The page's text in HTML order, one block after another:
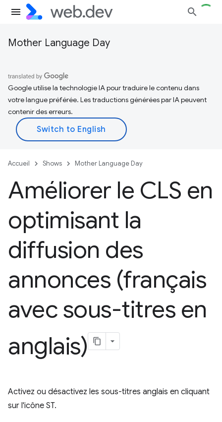
Mother Language Day
Google utilise la technologie IA pour traduire le contenu dans
votre langue préférée. Les traductions générées par IA peuvent
contenir des erreurs.
Accueil Shows Mother Language Day
Améliorer le CLS en
optimisant la
diffusion des
annonces (français
avec sous-titres en
anglais)
Activez ou désactivez les sous-titres anglais en cliquant
sur l'icône ST.